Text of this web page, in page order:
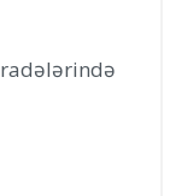
radələrində